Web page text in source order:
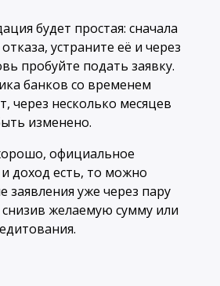
будет простая: сначала
устраните её и через
пробуйте подать заявку.
банков со временем
через несколько месяцев
изменено.
официальное
доход есть, то можно
заявления уже через пару
желаемую сумму или